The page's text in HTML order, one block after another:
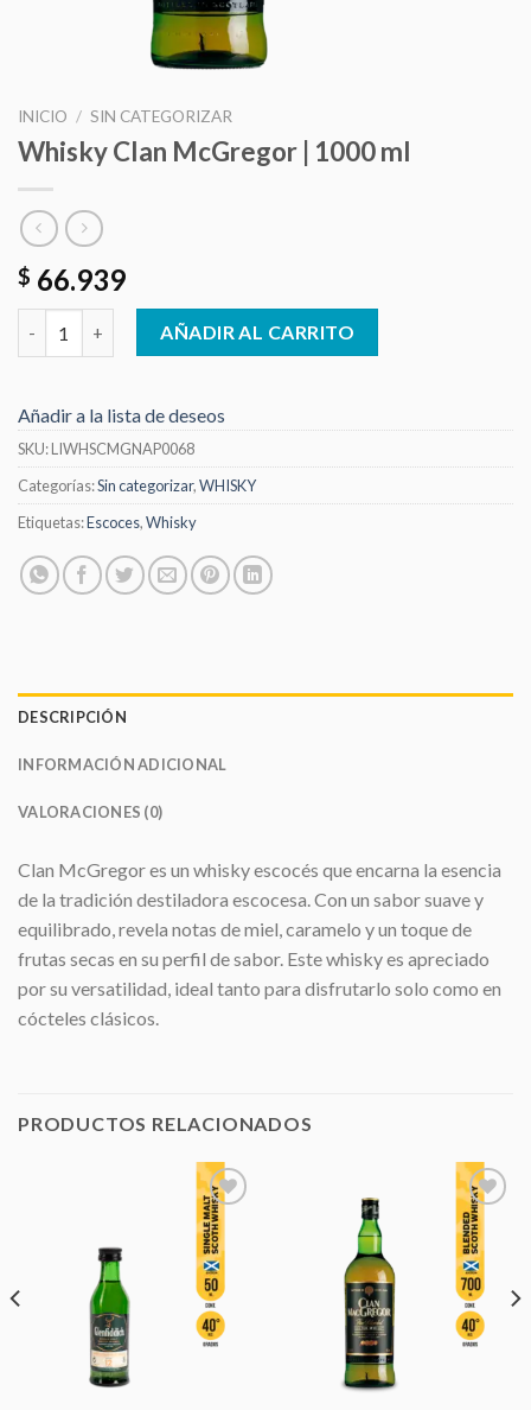
INICIO / SIN CATEGORIZAR
Whisky Clan McGregor | 1000 ml
$ 66.939
Whisky Clan McGregor | 1000 ml cantidad
AÑADIR AL CARRITO
Añadir a la lista de deseos
SKU:LIWHSCMGNAP0068
Categorías:Sin categorizar,WHISKY
Etiquetas:Escoces,Whisky
DESCRIPCIÓN
INFORMACIÓN ADICIONAL
VALORACIONES (0)
Clan McGregor es un whisky escocés que encarna la esencia
de la tradición destiladora escocesa. Con un sabor suave y
equilibrado, revela notas de miel, caramelo y un toque de
frutas secas en su perfil de sabor. Este whisky es apreciado
por su versatilidad, ideal tanto para disfrutarlo solo como en
cócteles clásicos.
PRODUCTOS RELACIONADOS
Añadir
a la
lista de
deseos
Añadir
a la
lista de
deseos